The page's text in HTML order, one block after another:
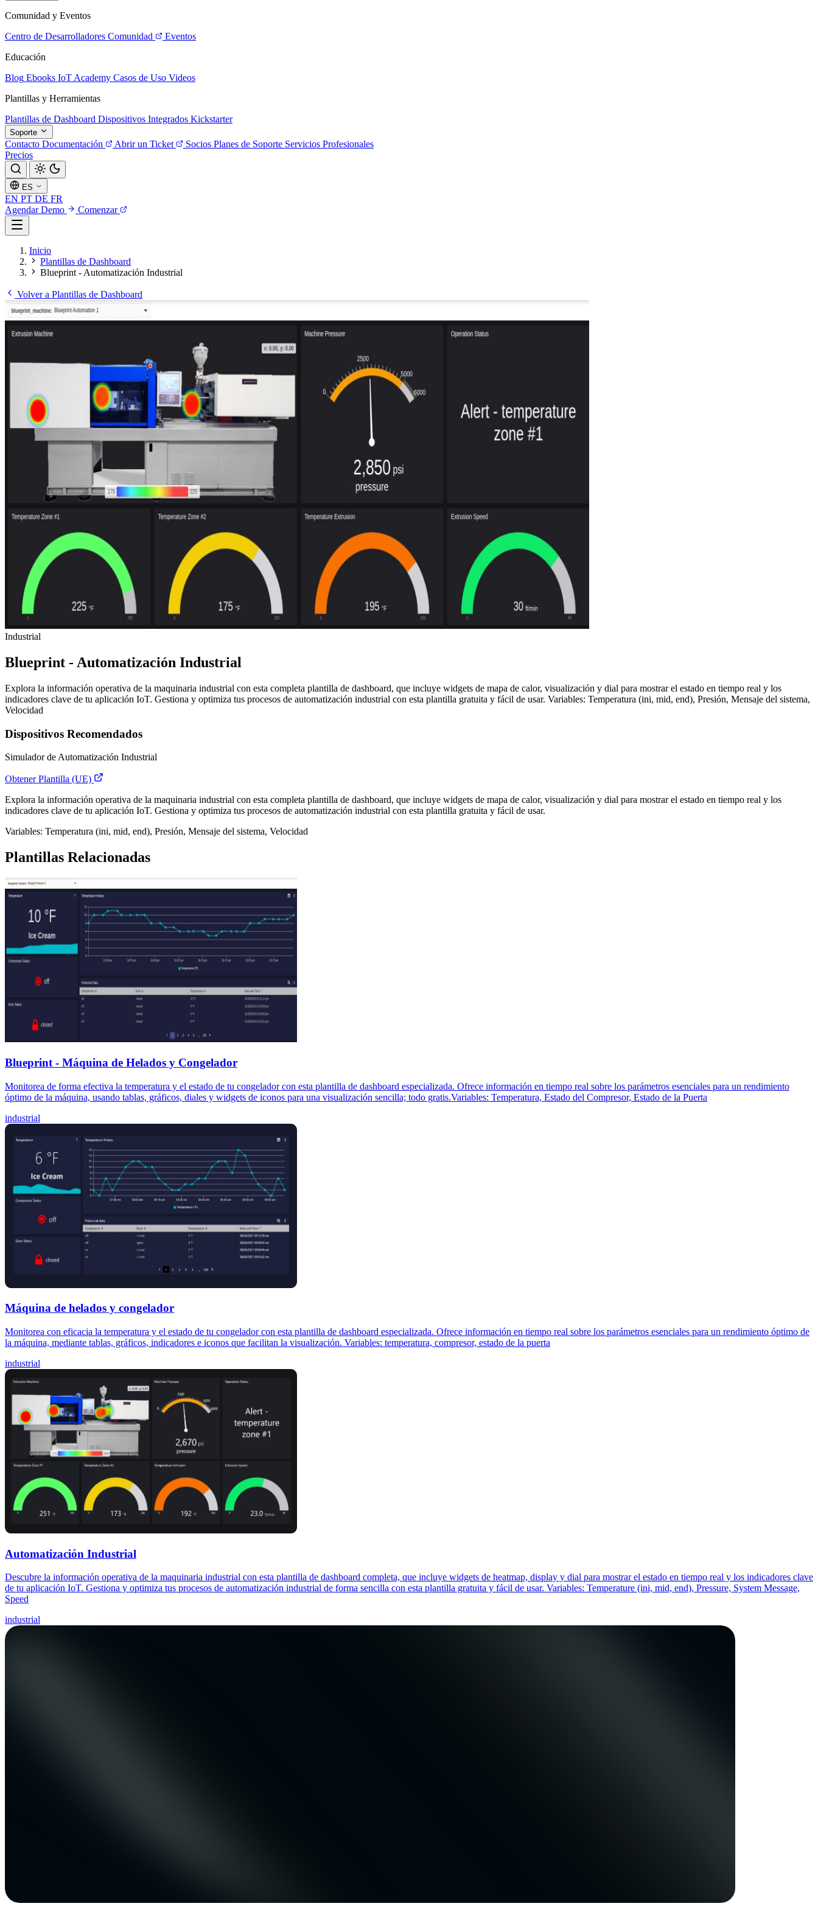
Comunidad y Eventos
Centro de Desarrolladores Comunidad
Eventos
Educación
Blog Ebooks IoT Academy Casos de Uso Videos
Plantillas y Herramientas
Plantillas de Dashboard Dispositivos Integrados Kickstarter
Soporte
Contacto Documentación Abrir un Ticket Socios Planes de Soporte Servicios Profesionales
Precios
ES
EN PT DE FR
Agendar Demo
Comenzar
Inicio
Plantillas de Dashboard
Blueprint - Automatización Industrial
Volver a Plantillas de Dashboard
Industrial
Blueprint - Automatización Industrial
Explora la información operativa de la maquinaria industrial con esta completa plantilla de dashboard, que incluye widgets de mapa de calor, visualización y dial para mostrar el estado en tiempo real y los
indicadores clave de tu aplicación IoT. Gestiona y optimiza tus procesos de automatización industrial con esta plantilla gratuita y fácil de usar. Variables: Temperatura (ini, mid, end), Presión, Mensaje del sistema,
Velocidad
Dispositivos Recomendados
Simulador de Automatización Industrial
Obtener Plantilla (UE)
Explora la información operativa de la maquinaria industrial con esta completa plantilla de dashboard, que incluye widgets de mapa de calor, visualización y dial para mostrar el estado en tiempo real y los
indicadores clave de tu aplicación IoT. Gestiona y optimiza tus procesos de automatización industrial con esta plantilla gratuita y fácil de usar.
Variables: Temperatura (ini, mid, end), Presión, Mensaje del sistema, Velocidad
Plantillas Relacionadas
Blueprint - Máquina de Helados y Congelador
Monitorea de forma efectiva la temperatura y el estado de tu congelador con esta plantilla de dashboard especializada. Ofrece información en tiempo real sobre los parámetros esenciales para un rendimiento
óptimo de la máquina, usando tablas, gráficos, diales y widgets de iconos para una visualización sencilla; todo gratis.Variables: Temperatura, Estado del Compresor, Estado de la Puerta
industrial
Máquina de helados y congelador
Monitorea con eficacia la temperatura y el estado de tu congelador con esta plantilla de dashboard especializada. Ofrece información en tiempo real sobre los parámetros esenciales para un rendimiento óptimo de
la máquina, mediante tablas, gráficos, indicadores e iconos que facilitan la visualización. Variables: temperatura, compresor, estado de la puerta
industrial
Automatización Industrial
Descubre la información operativa de la maquinaria industrial con esta plantilla de dashboard completa, que incluye widgets de heatmap, display y dial para mostrar el estado en tiempo real y los indicadores clave
de tu aplicación IoT. Gestiona y optimiza tus procesos de automatización industrial de forma sencilla con esta plantilla gratuita y fácil de usar. Variables: Temperature (ini, mid, end), Pressure, System Message,
Speed
industrial